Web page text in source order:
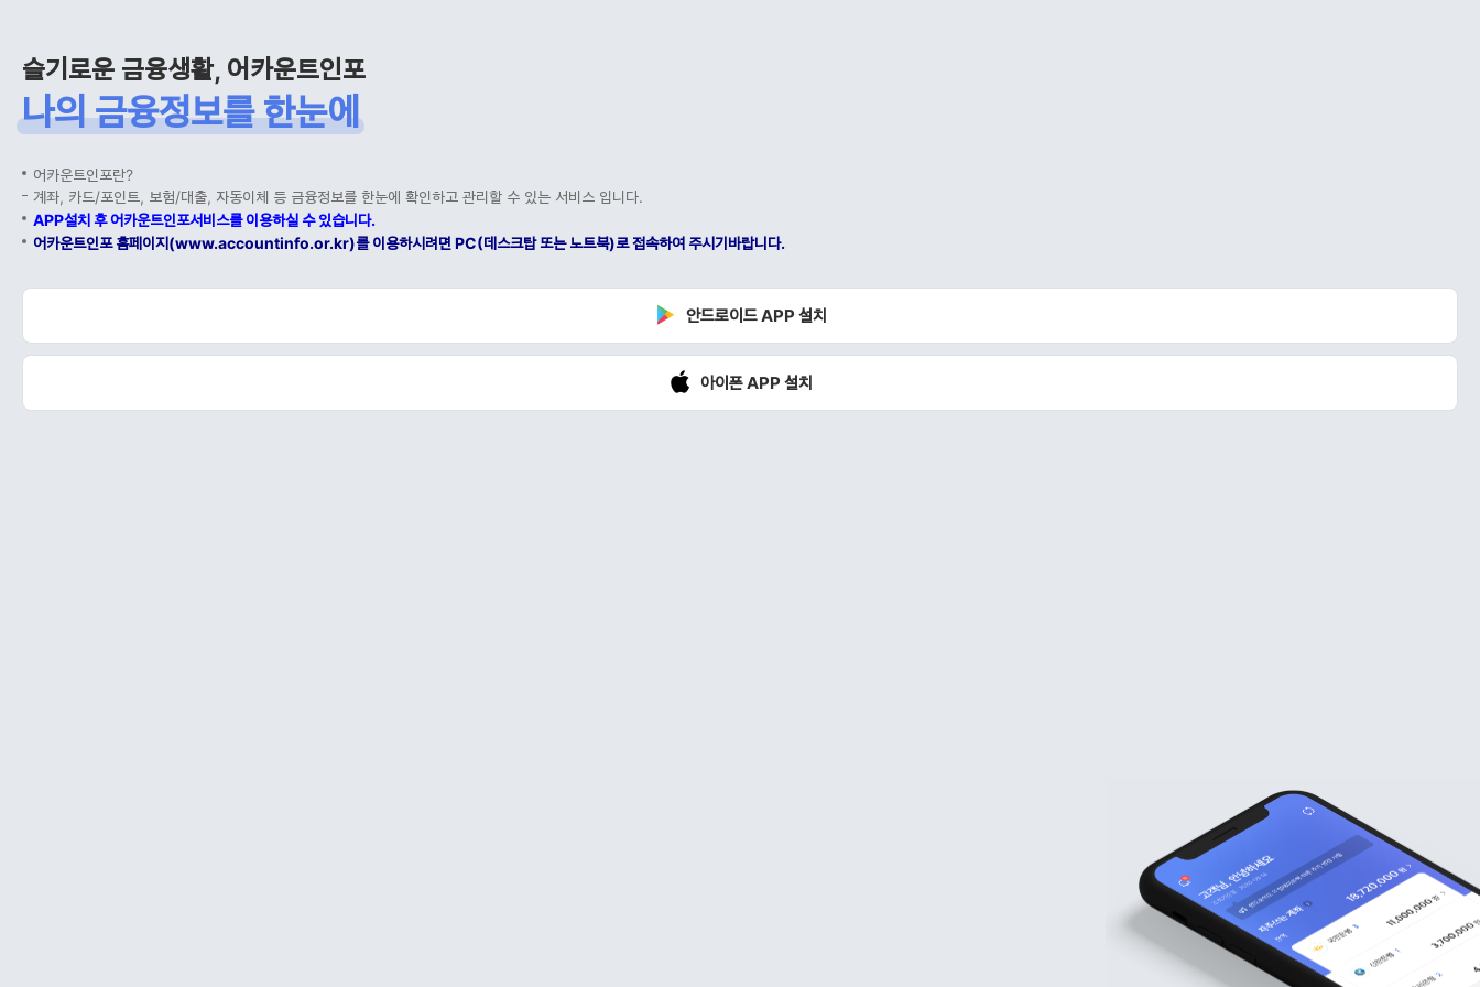
슬기로운 금융생활, 어카운트인포
나의 금융정보를 한눈에
어카운트인포란?
계좌, 카드/포인트, 보험/대출, 자동이체 등 금융정보를 한눈에 확인하고 관리할 수 있는 서비스 입니다.
APP설치 후 어카운트인포서비스를 이용하실 수 있습니다.
어카운트인포 홈페이지(www.accountinfo.or.kr)를 이용하시려면 PC(데스크탑 또는 노트북)로 접속하여 주시기바랍니다.
안드로이드 APP 설치
아이폰 APP 설치